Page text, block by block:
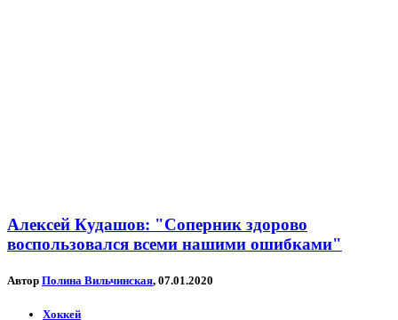
Алексей Кудашов: "Соперник здорово
воспользовался всеми нашими ошибками"
Автор Полина Вильчинская, 07.01.2020
Хоккей